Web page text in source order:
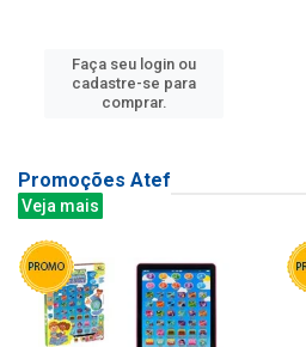
Faça seu login ou
cadastre-se para
comprar.
Promoções Atef
Veja mais